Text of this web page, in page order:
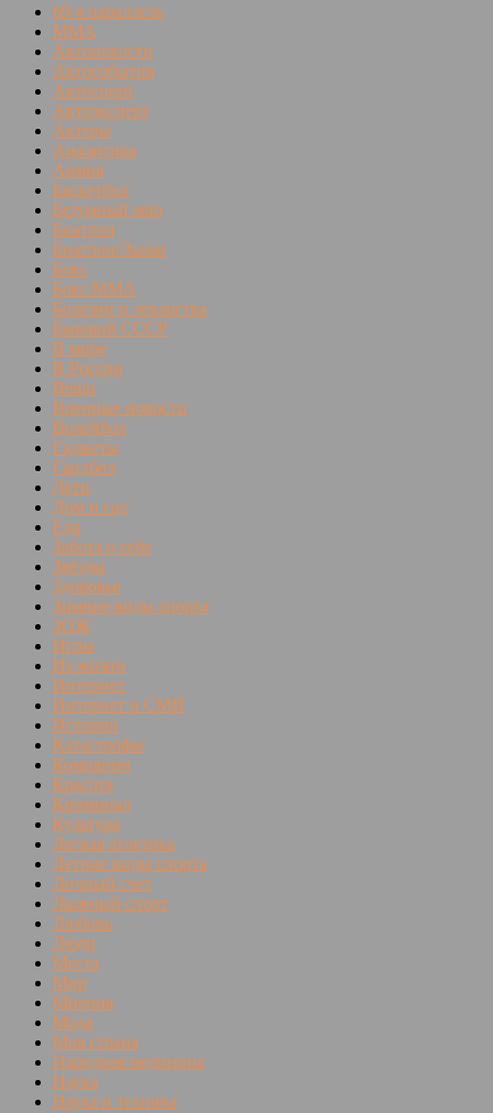
69-я параллель
MMA
Автоновости
Автособытия
Автоспорт
Автоэксперт
Актеры
Аналитика
Армия
Баскетбол
Безумный мир
Биатлон
Биатлон/Лыжи
Бокс
Бокс/MMA
Болезни и лекарства
Бывший СССР
В мире
В России
Вещи
Военные новости
Волейбол
Гаджеты
Гандбол
Дети
Дом и сад
Еда
Забота о себе
Звёзды
Здоровье
Зимние виды спорта
ЗОЖ
Игры
Из жизни
Интернет
Интернет и СМИ
Истории
Катастрофы
Компании
Красота
Криминал
Культура
Легкая атлетика
Летние виды спорта
Личный счет
Лыжный спорт
Любовь
Люди
Места
Мир
Мнения
Мода
Моя страна
Народная медицина
Наука
Наука и техника